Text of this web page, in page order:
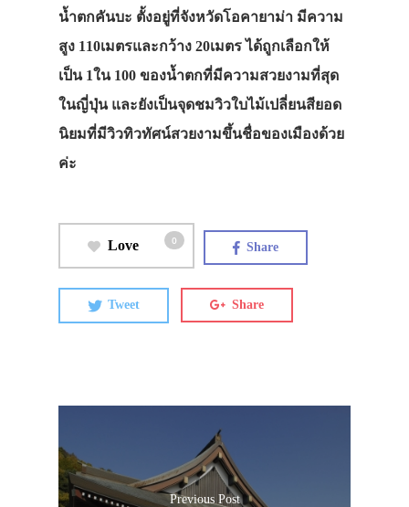
น้ำตกคันบะ ตั้งอยู่ที่จังหวัดโอคายาม่า มีความ
สูง 110เมตรและกว้าง 20เมตร ได้ถูกเลือกให้
เป็น 1ใน 100 ของน้ำตกที่มีความสวยงามที่สุด
ในญี่ปุ่น และยังเป็นจุดชมวิวใบไม้เปลี่ยนสียอด
นิยมที่มีวิวทิวทัศน์สวยงามขึ้นชื่อของเมืองด้วย
ค่ะ
Love 0 Share
Tweet Share
Previous Post